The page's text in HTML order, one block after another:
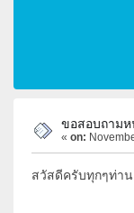
ขอสอบถาม
« on:
สวัสดีครับทุกๆท่า